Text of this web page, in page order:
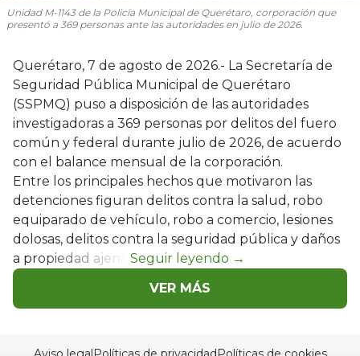
Unidad M-1143 de la Policía Municipal de Querétaro, corporación que
presentó a 369 personas ante las autoridades en julio de 2026.
Querétaro, 7 de agosto de 2026.- La Secretaría de
Seguridad Pública Municipal de Querétaro
(SSPMQ) puso a disposición de las autoridades
investigadoras a 369 personas por delitos del fuero
común y federal durante julio de 2026, de acuerdo
con el balance mensual de la corporación.
Entre los principales hechos que motivaron las
detenciones figuran delitos contra la salud, robo
equiparado de vehículo, robo a comercio, lesiones
dolosas, delitos contra la seguridad pública y daños
a propiedad ajena.
VER MÁS